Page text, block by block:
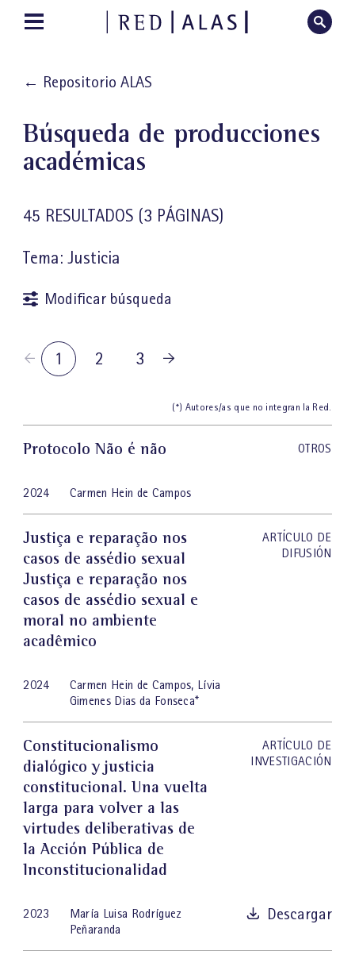
← Repositorio ALAS
Búsqueda de producciones
académicas
45 RESULTADOS (3 PÁGINAS)
Tema: Justicia
Modificar búsqueda
1 2 3
(*) Autores/as que no integran la Red.
Protocolo Não é não OTROS
2024 Carmen Hein de Campos
Justiça e reparação nos
casos de assédio sexual
Justiça e reparação nos
casos de assédio sexual e
moral no ambiente
acadêmico
ARTÍCULO DE
DIFUSIÓN
2024 Carmen Hein de Campos, Lívia
Gimenes Dias da Fonseca*
Constitucionalismo
dialógico y justicia
constitucional. Una vuelta
larga para volver a las
virtudes deliberativas de
la Acción Pública de
Inconstitucionalidad
ARTÍCULO DE
INVESTIGACIÓN
2023
María Luisa Rodríguez
Peñaranda
Descargar